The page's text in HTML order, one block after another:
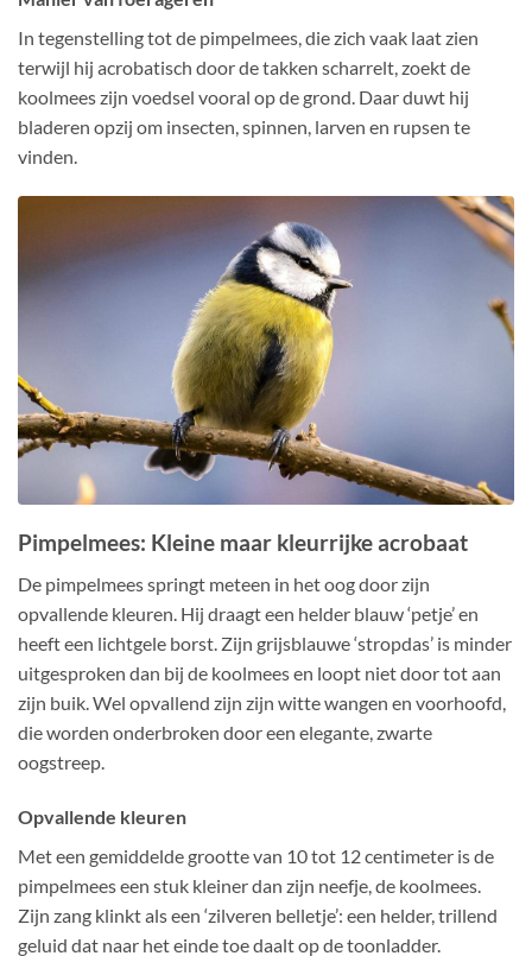
In tegenstelling tot de pimpelmees, die zich vaak laat zien
terwijl hij acrobatisch door de takken scharrelt, zoekt de
koolmees zijn voedsel vooral op de grond. Daar duwt hij
bladeren opzij om insecten, spinnen, larven en rupsen te
vinden.
Pimpelmees: Kleine maar kleurrijke acrobaat
De pimpelmees springt meteen in het oog door zijn
opvallende kleuren. Hij draagt een helder blauw ‘petje’ en
heeft een lichtgele borst. Zijn grijsblauwe ‘stropdas’ is minder
uitgesproken dan bij de koolmees en loopt niet door tot aan
zijn buik. Wel opvallend zijn zijn witte wangen en voorhoofd,
die worden onderbroken door een elegante, zwarte
oogstreep.
Opvallende kleuren
Met een gemiddelde grootte van 10 tot 12 centimeter is de
pimpelmees een stuk kleiner dan zijn neefje, de koolmees.
Zijn zang klinkt als een ‘zilveren belletje’: een helder, trillend
geluid dat naar het einde toe daalt op de toonladder.